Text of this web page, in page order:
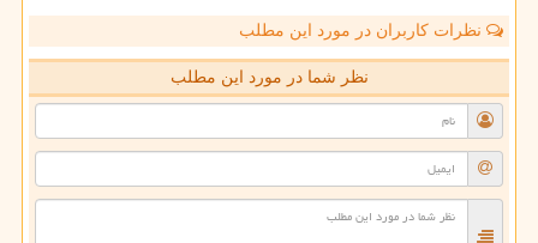
نظرات کاربران در مورد این مطلب
نظر شما در مورد این مطلب